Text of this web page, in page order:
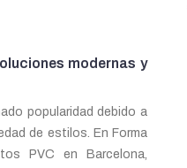
modernas y
popularidad debido a
de estilos. En Forma
PVC en Barcelona,